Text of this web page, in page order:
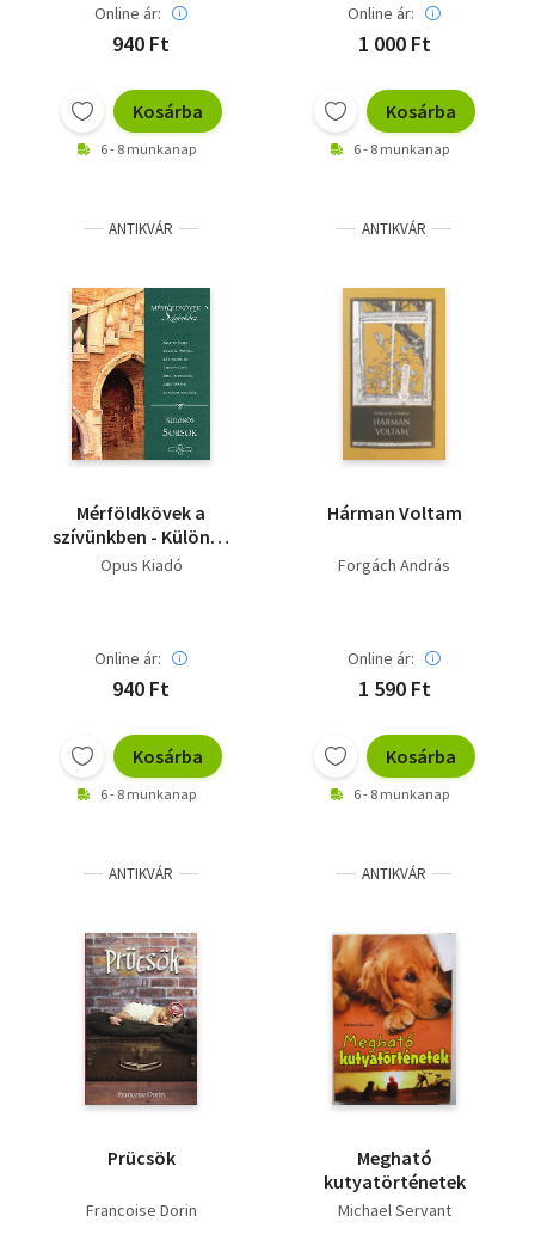
Online ár:
940 Ft
Kosárba
6 - 8 munkanap
Online ár:
1 000 Ft
Kosárba
6 - 8 munkanap
ANTIKVÁR
Mérföldkövek a
szívünkben - Különös
sorsok
Opus Kiadó
Online ár:
940 Ft
Kosárba
6 - 8 munkanap
ANTIKVÁR
Hárman Voltam
Forgách András
Online ár:
1 590 Ft
Kosárba
6 - 8 munkanap
ANTIKVÁR
Prücsök
Francoise Dorin
ANTIKVÁR
Megható
kutyatörténetek
Michael Servant